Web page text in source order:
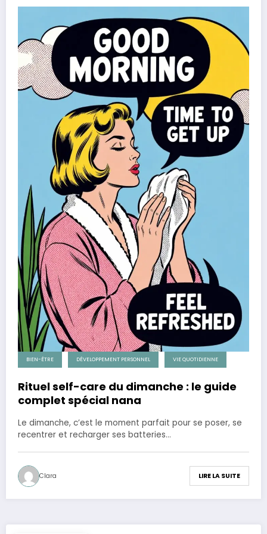
BIEN-ÊTRE DÉVELOPPEMENT PERSONNEL VIE QUOTIDIENNE
Rituel self-care du dimanche : le guide
complet spécial nana
Le dimanche, c’est le moment parfait pour se poser, se
recentrer et recharger ses batteries…
Clara LIRE LA SUITE